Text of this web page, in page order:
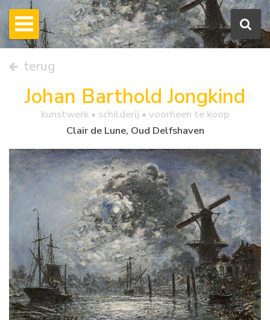
terug
Johan Barthold Jongkind
kunstwerk • schilderij • voorheen te koop
Clair de Lune, Oud Delfshaven